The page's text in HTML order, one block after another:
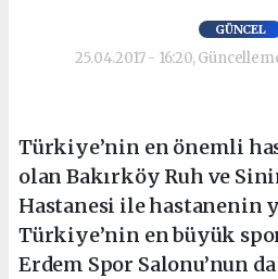
GÜNCEL
25.04.2017 - 16:20,
Türkiye’nin en önemli
olan Bakırköy Ruh ve
Hastanesi ile hastanenin
Türkiye’nin en büyük
Erdem Spor Salonu’nun